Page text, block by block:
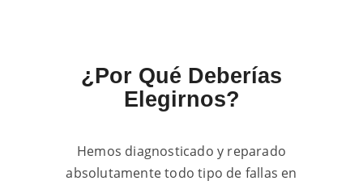
¿Por Qué Deberías
Elegirnos?
Hemos diagnosticado y reparado
absolutamente todo tipo de fallas en